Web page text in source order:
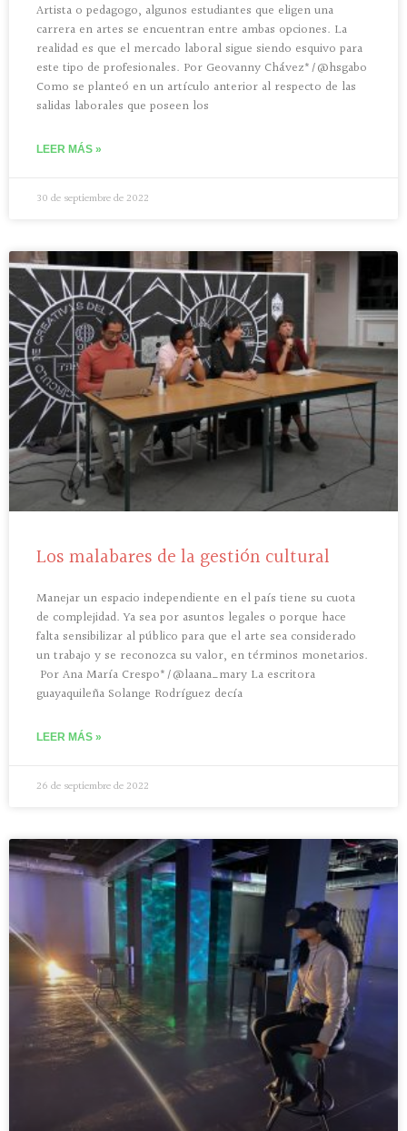
Artista o pedagogo, algunos estudiantes que eligen una
carrera en artes se encuentran entre ambas opciones. La
realidad es que el mercado laboral sigue siendo esquivo para
este tipo de profesionales. Por Geovanny Chávez*/@hsgabo
Como se planteó en un artículo anterior al respecto de las
salidas laborales que poseen los
LEER MÁS »
30 de septiembre de 2022
Los malabares de la gestión cultural
Manejar un espacio independiente en el país tiene su cuota
de complejidad. Ya sea por asuntos legales o porque hace
falta sensibilizar al público para que el arte sea considerado
un trabajo y se reconozca su valor, en términos monetarios.
Por Ana María Crespo*/@laana_mary La escritora
guayaquileña Solange Rodríguez decía
LEER MÁS »
26 de septiembre de 2022